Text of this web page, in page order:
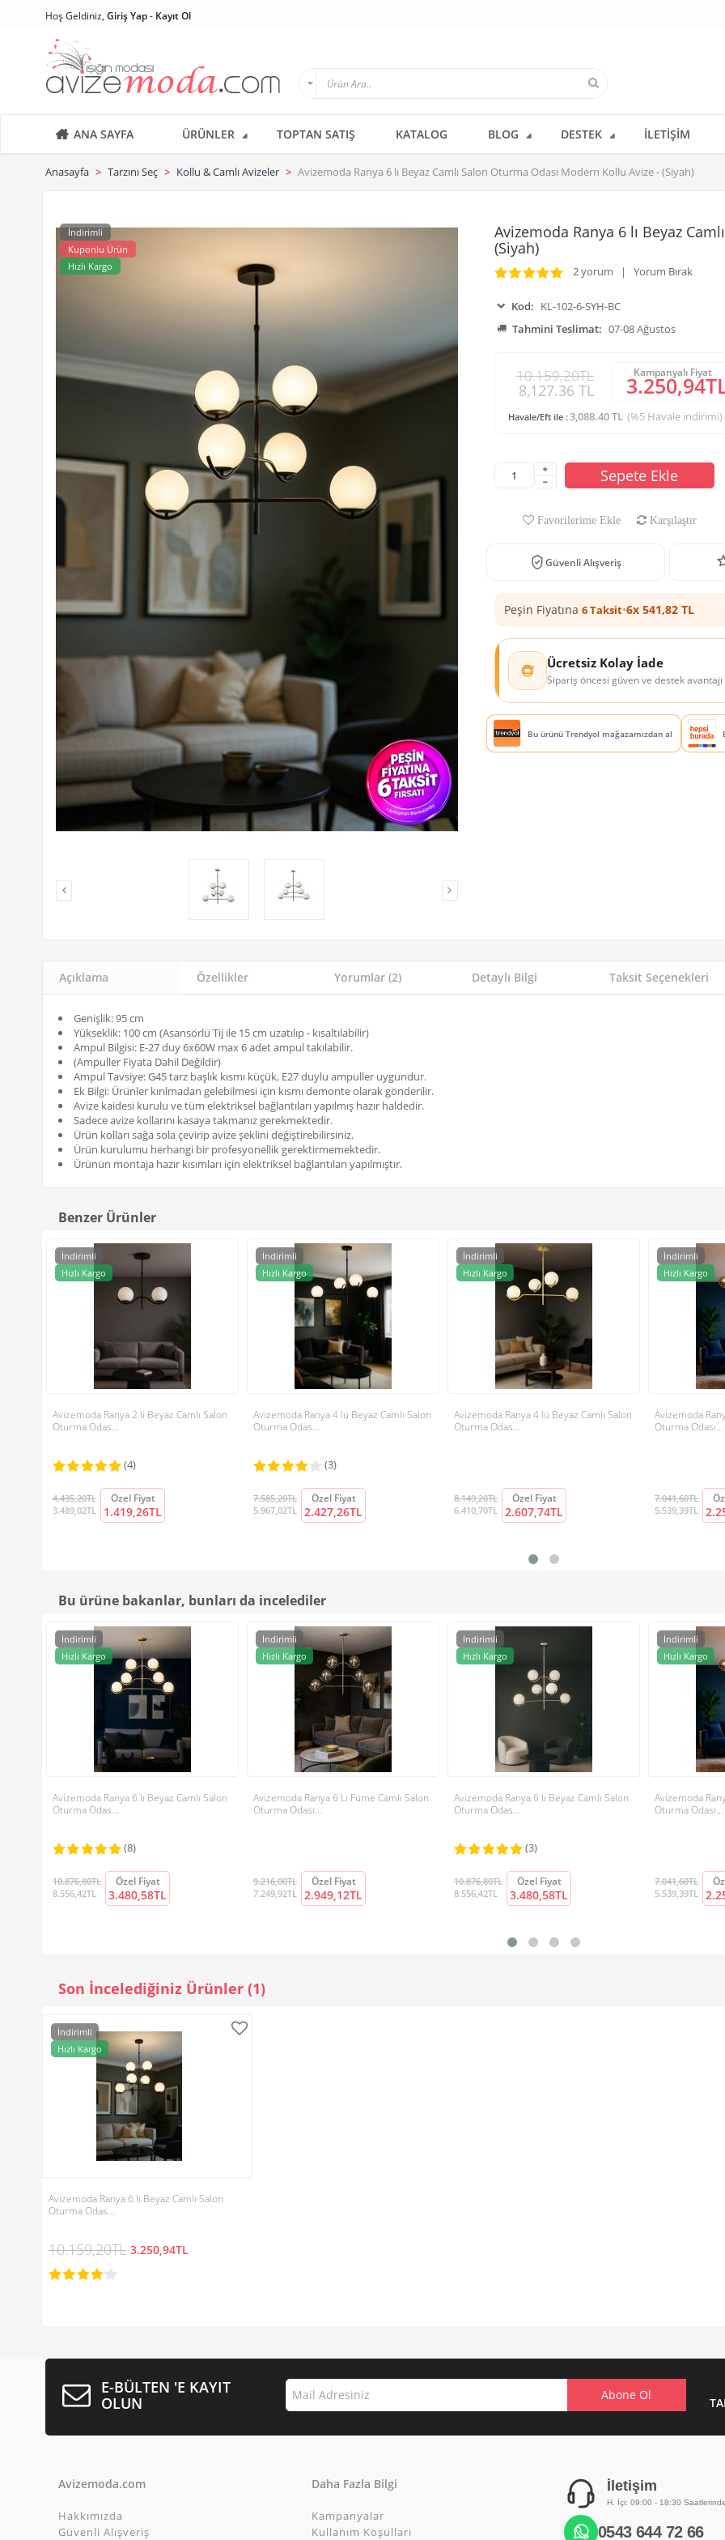
Hoş Geldiniz, Giriş Yap- Kayıt Ol
ANA SAYFA ÜRÜNLER TOPTAN SATIŞ KATALOG BLOG DESTEK İLETIŞIM
Anasayfa Tarzını Seç Kollu & Camlı Avizeler Avizemoda Ranya 6 lı Beyaz Camlı Salon Oturma Odası Modern Kollu Avize - (Siyah)
İndirimli
Kuponlu Ürün
Hızlı Kargo
Avizemoda Ranya 6 lı Beyaz
(Siyah)
2 yorum | Yorum Bırak
Kod: KL-102-6-SYH-BC
Tahmini Teslimat: 07-08 Ağustos
10.159,20TL
8,127.36 TL
Kampanyalı Fiyat
Havale/Eft ile :3,088.40 TL (%5 Havale indirimi)
Sepete Ekle
Favorilerime Ekle Karşılaştır
Güvenli Alışveriş
Peşin Fiyatına 6 Taksit•6x 541,82 TL
Ücretsiz Kolay İade
Sipariş öncesi güven ve destek avantajı
Bu ürünü Trendyol mağazamızdan al
Açıklama Özellikler Yorumlar (2) Detaylı Bilgi Taksit Seçenekleri
Genişlik: 95 cm
Yükseklik: 100 cm (Asansörlü Tij ile 15 cm uzatılıp - kısaltılabilir)
Ampul Bilgisi: E-27 duy 6x60W max 6 adet ampul takılabilir.
(Ampuller Fiyata Dahil Değildir)
Ampul Tavsiye: G45 tarz başlık kısmı küçük, E27 duylu ampuller uygundur.
Ek Bilgi: Ürünler kırılmadan gelebilmesi için kısmı demonte olarak gönderilir.
Avize kaidesi kurulu ve tüm elektriksel bağlantıları yapılmış hazır haldedir.
Sadece avize kollarını kasaya takmanız gerekmektedir.
Ürün kolları sağa sola çevirip avize şeklini değiştirebilirsiniz.
Ürün kurulumu herhangi bir profesyonellik gerektirmemektedir.
Ürünün montaja hazır kısımları için elektriksel bağlantıları yapılmıştır.
Benzer Ürünler
İndirimli
Hızlı Kargo
Avizemoda Ranya 2 li Beyaz Camlı Salon
Oturma Odas...
(4)
4.435,20TL
3.489,02TL
Özel Fiyat
1.419,26TL
İndirimli
Hızlı Kargo
Avizemoda Ranya 4 lü Beyaz Camlı Salon
Oturma Odas...
(3)
7.585,20TL
5.967,02TL
Özel Fiyat
2.427,26TL
İndirimli
Hızlı Kargo
Avizemoda Ranya 4 lü Beyaz Camlı Salon
Oturma Odas...
8.149,20TL
6.410,70TL
Özel Fiyat
2.607,74TL
İndirimli
Hızlı Kargo
Avizemoda
Oturma Odası...
7.041,60TL
5.539,39TL
Bu ürüne bakanlar, bunları da incelediler
İndirimli
Hızlı Kargo
Avizemoda Ranya 6 lı Beyaz Camlı Salon
Oturma Odas...
(8)
10.876,80TL
8.556,42TL
Özel Fiyat
3.480,58TL
İndirimli
Hızlı Kargo
Avizemoda Ranya 6 Lı Füme Camlı Salon
Oturma Odası...
9.216,00TL
7.249,92TL
Özel Fiyat
2.949,12TL
İndirimli
Hızlı Kargo
Avizemoda Ranya 6 lı Beyaz Camlı Salon
Oturma Odas...
(3)
10.876,80TL
8.556,42TL
Özel Fiyat
3.480,58TL
İndirimli
Hızlı Kargo
Avizemoda
Oturma Odası...
7.041,60TL
5.539,39TL
Son İncelediğiniz Ürünler (1)
İndirimli
Hızlı Kargo
Avizemoda Ranya 6 lı Beyaz Camlı Salon
Oturma Odas…
10.159,20TL 3.250,94TL
E-BÜLTEN 'E KAYIT
OLUN
Avizemoda.com
Hakkımızda
Güvenli Alışveriş
Daha Fazla Bilgi
Kampanyalar
Kullanım Koşulları
İletişim
H. İçi: 09:00 - 18:30 Saatlerinde
0543 644 72 66